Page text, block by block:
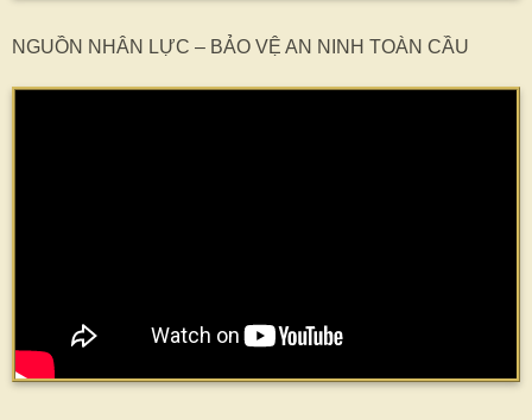
NGUỒN NHÂN LỰC – BẢO VỆ AN NINH TOÀN CẦU